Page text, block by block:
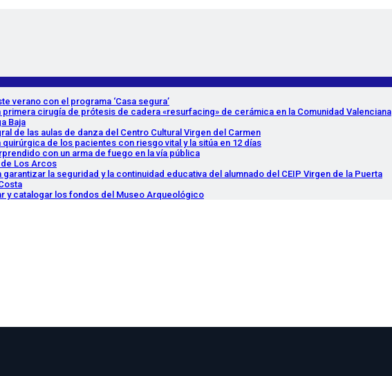
verano con el programa ‘Casa segura’
primera cirugía de prótesis de cadera «resurfacing» de cerámica en la Comunidad Valenciana
Baja
de las aulas de danza del Centro Cultural Virgen del Carmen
de los pacientes con riesgo vital y la sitúa en 12 días
con un arma de fuego en la vía pública
de Los Arcos
la seguridad y la continuidad educativa del alumnado del CEIP Virgen de la Puerta
y catalogar los fondos del Museo Arqueológico